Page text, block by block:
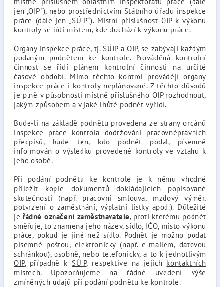
jen „OIP"), nebo prostřednictvím Státního úřadu inspekce
práce (dále jen „SÚIP“). Místní příslušnost OIP k výkonu
kontroly se řídí místem, kde dochází k výkonu práce.
Orgány inspekce práce, tj. SÚIP a OIP, se zabývají každým
podaným podnětem ke kontrole. Prováděná kontrolní
činnost se řídí plánem kontrolní činnosti na určité
časové období. Mimo těchto kontrol provádějí orgány
inspekce práce i kontroly neplánované. Z těchto důvodů
je plně v působnosti místně příslušného OIP rozhodnout,
jakým způsobem a v jaké lhůtě podnět vyřídí.
Bude-li na základě podnětu provedena ze strany orgánů
inspekce práce kontrola dodržování pracovněprávních
předpisů, bude ten, kdo podnět podal, písemně
informován o výsledku provedené kontroly ve vztahu k
jeho osobě.
Při podání podnětu ke kontrole je k němu vhodné
přiložit kopie dokumentů dokládajících popisované
skutečnosti (např. pracovní smlouva, mzdový výměr,
potvrzení o zaměstnání, výplatní lístky apod.). Důležité
jeřádné označení zaměstnavatele, proti kterému podnět
směřuje, to znamená jeho název, sídlo, IČO, místo výkonu
práce, pokud je jiné než sídlo. Podnět je možno podat
písemně poštou, elektronicky (např. e-mailem, datovou
schránkou), osobně, nebo telefonicky, a to k jednotlivým
OIP, případně k SÚIP, respektive na jejich kontaktních
místech. Upozorňujeme na řádné uvedení výše
zmíněných údajů při podání podnětu ke kontrole.